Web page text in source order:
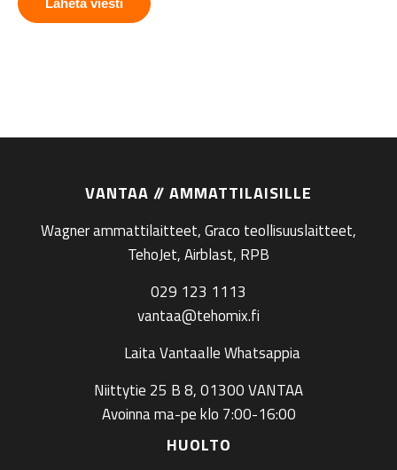
VANTAA // AMMATTILAISILLE
Wagner ammattilaitteet, Graco teollisuuslaitteet,
TehoJet, Airblast, RPB
029 123 1113
vantaa@tehomix.fi
Laita Vantaalle Whatsappia
Niittytie 25 B 8, 01300 VANTAA
Avoinna ma-pe klo 7:00-16:00
HUOLTO